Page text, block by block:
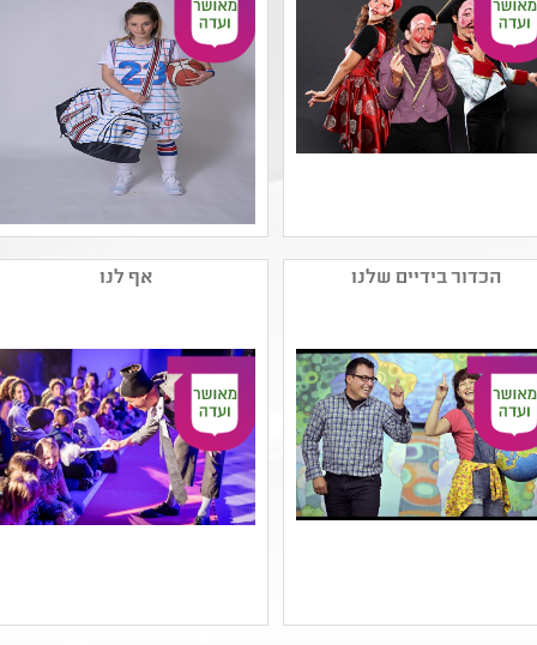
המסכים ותקשורת ,תשפב
קטגוריה: תיאטרון אחר -
פרינג' ורב-תחומי
,תשפב
קטגוריה: מחזאות ישראלית
,תיאטרון נוער
,תשפב ,סבלנות וסובלנות
,יחסים
הכדור בידיים שלנו אף לנו